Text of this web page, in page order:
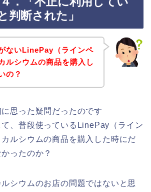
判断された」
ないLinePay（ラインペ
ルシウムの商品を購入し
の？
思った疑問だったのです
、普段使っているLinePay（ライン
ルシウムの商品を購入した時にだ
ったのか？
シウムのお店の問題ではないと思